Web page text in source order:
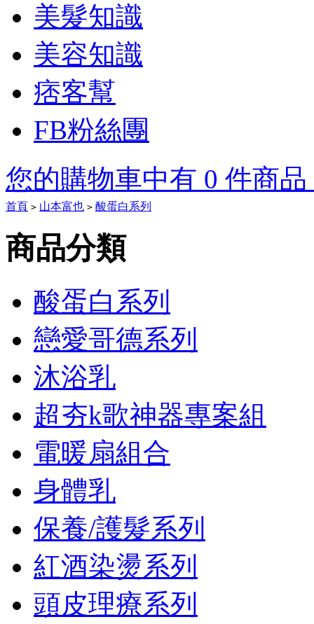
美髮知識
美容知識
痞客幫
FB粉絲團
您的購物車中有 0 件商
Tory
Burch
On
Sale
Burch
Tory
boots
首頁 > 山本富也 > 酸蛋白系列
商品分類
酸蛋白系列
戀愛哥德系列
沐浴乳
超夯k歌神器專案組
電暖扇組合
身體乳
保養/護髮系列
紅酒染燙系列
頭皮理療系列